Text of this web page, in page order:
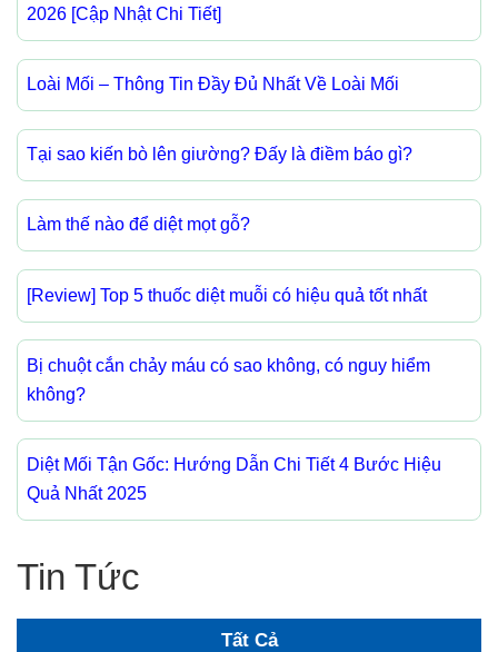
2026 [Cập Nhật Chi Tiết]
Loài Mối – Thông Tin Đầy Đủ Nhất Về Loài Mối
Tại sao kiến bò lên giường? Đấy là điềm báo gì?
Làm thế nào để diệt mọt gỗ?
[Review] Top 5 thuốc diệt muỗi có hiệu quả tốt nhất
Bị chuột cắn chảy máu có sao không, có nguy hiểm
không?
Diệt Mối Tận Gốc: Hướng Dẫn Chi Tiết 4 Bước Hiệu
Quả Nhất 2025
Tin Tức
Tất Cả